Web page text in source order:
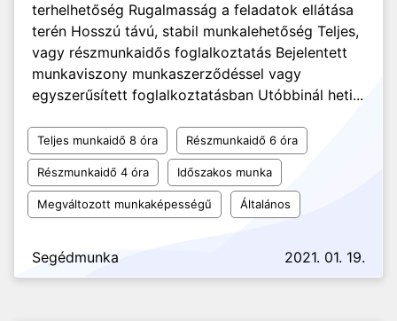
terhelhetőség Rugalmasság a feladatok ellátása
terén Hosszú távú, stabil munkalehetőség Teljes,
vagy részmunkaidős foglalkoztatás Bejelentett
munkaviszony munkaszerződéssel vagy
egyszerűsített foglalkoztatásban Utóbbinál heti...
Teljes munkaidő 8 óra Részmunkaidő 6 óra
Részmunkaidő 4 óra Időszakos munka
Megváltozott munkaképességű Általános
Segédmunka 2021. 01. 19.